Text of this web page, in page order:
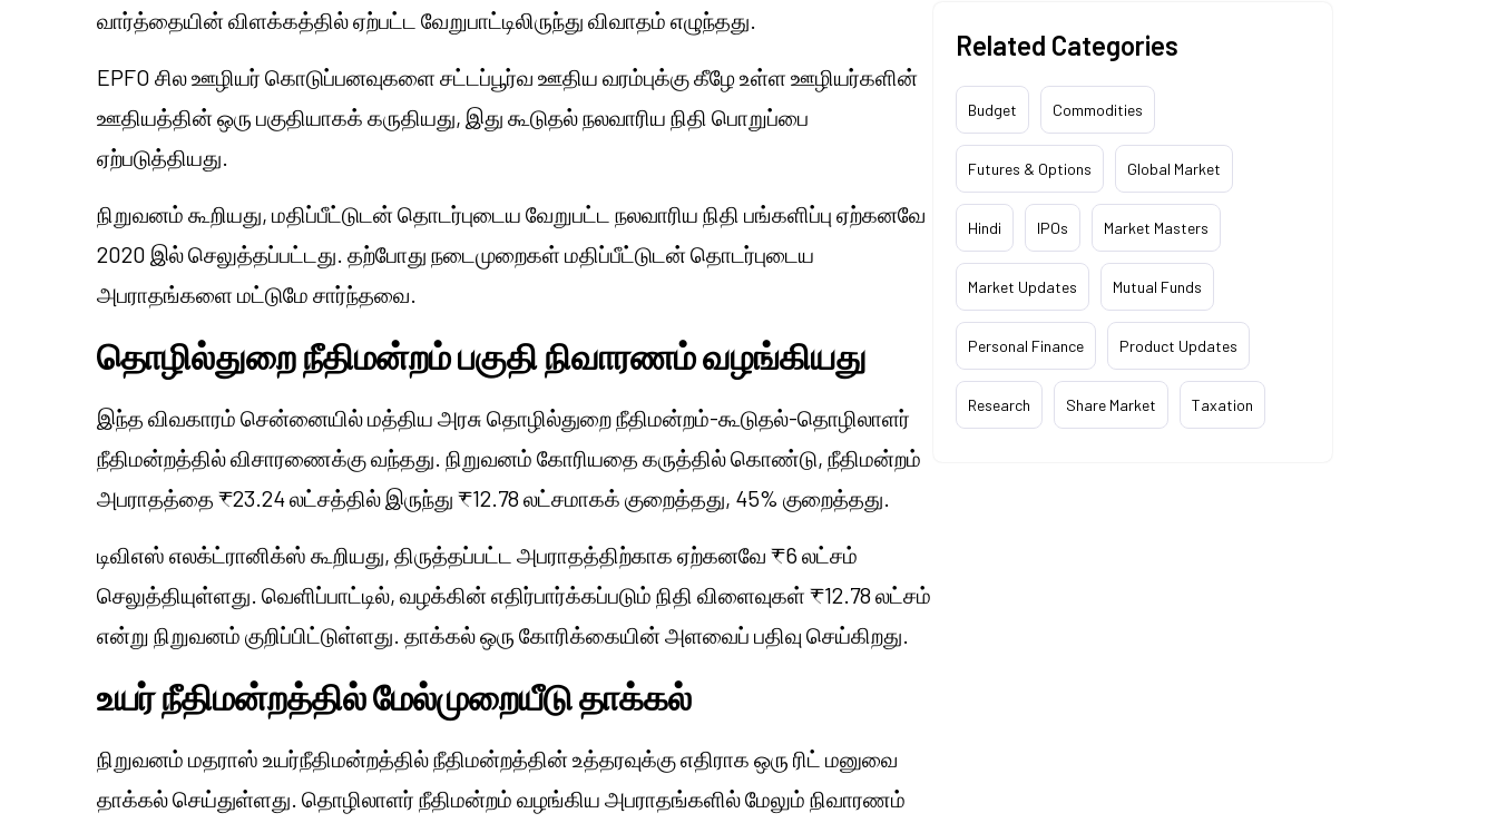
வார்த்தையின் விளக்கத்தில் ஏற்பட்ட வேறுபாட்டிலிருந்து விவாதம் எழுந்தது.
EPFO சில ஊழியர் கொடுப்பனவுகளை சட்டப்பூர்வ ஊதிய வரம்புக்கு கீழே உள்ள ஊழியர்களின்
ஊதியத்தின் ஒரு பகுதியாகக் கருதியது, இது கூடுதல் நலவாரிய நிதி பொறுப்பை
ஏற்படுத்தியது.
நிறுவனம் கூறியது, மதிப்பீட்டுடன் தொடர்புடைய வேறுபட்ட நலவாரிய நிதி பங்களிப்பு ஏற்கனவே
2020 இல் செலுத்தப்பட்டது. தற்போது நடைமுறைகள் மதிப்பீட்டுடன் தொடர்புடைய
அபராதங்களை மட்டுமே சார்ந்தவை.
தொழில்துறை நீதிமன்றம் பகுதி நிவாரணம் வழங்கியது
இந்த விவகாரம் சென்னையில் மத்திய அரசு தொழில்துறை நீதிமன்றம்-கூடுதல்-தொழிலாளர்
நீதிமன்றத்தில் விசாரணைக்கு வந்தது. நிறுவனம் கோரியதை கருத்தில் கொண்டு, நீதிமன்றம்
அபராதத்தை ₹23.24 லட்சத்தில் இருந்து ₹12.78 லட்சமாகக் குறைத்தது, 45% குறைத்தது.
டிவிஎஸ் எலக்ட்ரானிக்ஸ் கூறியது, திருத்தப்பட்ட அபராதத்திற்காக ஏற்கனவே ₹6 லட்சம்
செலுத்தியுள்ளது. வெளிப்பாட்டில், வழக்கின் எதிர்பார்க்கப்படும் நிதி விளைவுகள் ₹12.78 லட்சம்
என்று நிறுவனம் குறிப்பிட்டுள்ளது. தாக்கல் ஒரு கோரிக்கையின் அளவைப் பதிவு செய்கிறது.
உயர் நீதிமன்றத்தில் மேல்முறையீடு தாக்கல்
நிறுவனம் மதராஸ் உயர்நீதிமன்றத்தில் நீதிமன்றத்தின் உத்தரவுக்கு எதிராக ஒரு ரிட் மனுவை
தாக்கல் செய்துள்ளது. தொழிலாளர் நீதிமன்றம் வழங்கிய அபராதங்களில் மேலும் நிவாரணம்
Related Categories
Budget Commodities
Futures & Options Global Market
Hindi IPOs Market Masters
Market Updates Mutual Funds
Personal Finance Product Updates
Research Share Market Taxation